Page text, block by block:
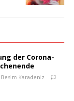
der Corona-
Besim Karadeniz